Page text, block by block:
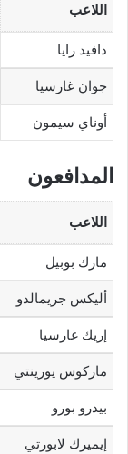
اللاعب
دافيد رايا
جوان غارسيا
أوناي سيمون
المدافعون
اللاعب
مارك بوبيل
أليكس جريمالدو
إريك غارسيا
ماركوس يورينتي
بيدرو بورو
إيميرك لابورتي